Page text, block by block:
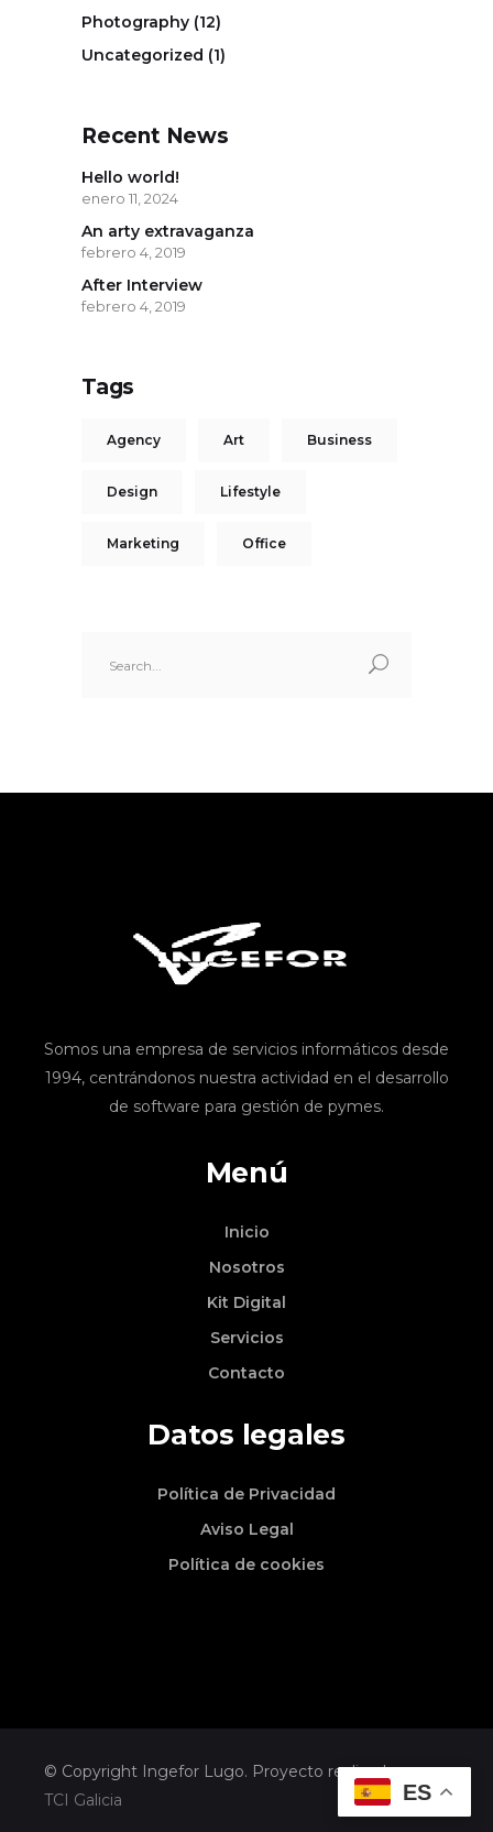
Photography (12)
Uncategorized (1)
Recent News
Hello world!
enero 11, 2024
An arty extravaganza
febrero 4, 2019
After Interview
febrero 4, 2019
Tags
Agency Art Business
Design Lifestyle
Marketing Office
Somos una empresa de servicios informáticos desde
1994, centrándonos nuestra actividad en el desarrollo
de software para gestión de pymes.
Menú
Inicio
Nosotros
Kit Digital
Servicios
Contacto
Datos legales
Política de Privacidad
Aviso Legal
Política de cookies
© Copyright Ingefor Lugo. Proyecto realizado por
TCI Galicia
ES